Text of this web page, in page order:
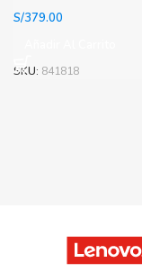
S/379.00
SKU: 841818